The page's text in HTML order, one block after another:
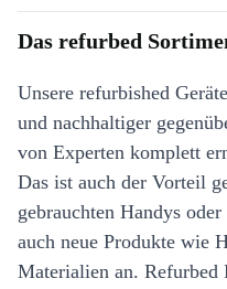
Das refurbed
Unsere refurbished
und nachhaltiger
von Experten komplett
Das ist auch der Vorteil
gebrauchten Handys
auch neue Produkte wie
Materialien an. Refurbed